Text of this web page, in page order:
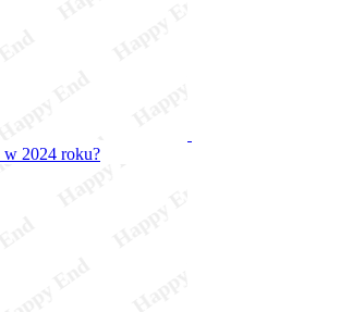
w 2024 roku?